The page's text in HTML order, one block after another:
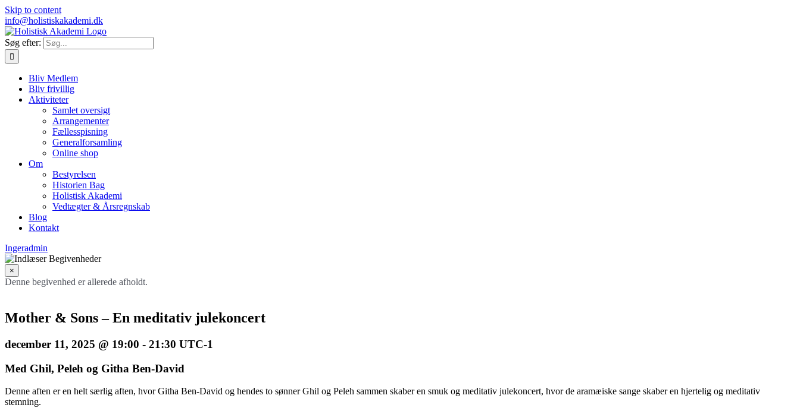
Skip to content
info@holistiskakademi.dk
Søg efter:
Bliv Medlem
Bliv frivillig
Aktiviteter
Samlet oversigt
Arrangementer
Fællesspisning
Generalforsamling
Online shop
Om
Bestyrelsen
Historien Bag
Holistisk Akademi
Vedtægter & Årsregnskab
Blog
Kontakt
Ingeradmin
×
Denne begivenhed er allerede afholdt.
Mother & Sons – En meditativ julekoncert
december 11, 2025 @ 19:00 - 21:30 UTC-1
Med Ghil, Peleh og Githa Ben-David
Denne aften er en helt særlig aften, hvor Githa Ben-David og hendes to sønner Ghil og Peleh sammen skaber en smuk og meditativ julekoncert, hvor de aramæiske sange skaber en hjertelig og meditativ
stemning.